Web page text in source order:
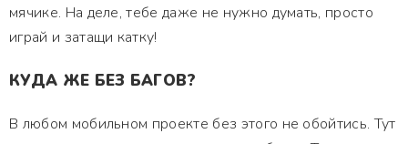
мячике. На деле, тебе даже не нужно думать, просто
играй и затащи катку!
КУДА ЖЕ БЕЗ БАГОВ?
В любом мобильном проекте без этого не обойтись. Тут